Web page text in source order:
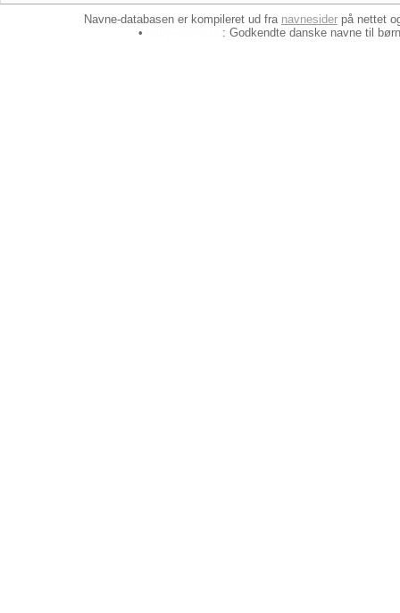
Navne-databasen er kompileret ud fra navnesider på nettet
•
: Godkendte danske navne til børn